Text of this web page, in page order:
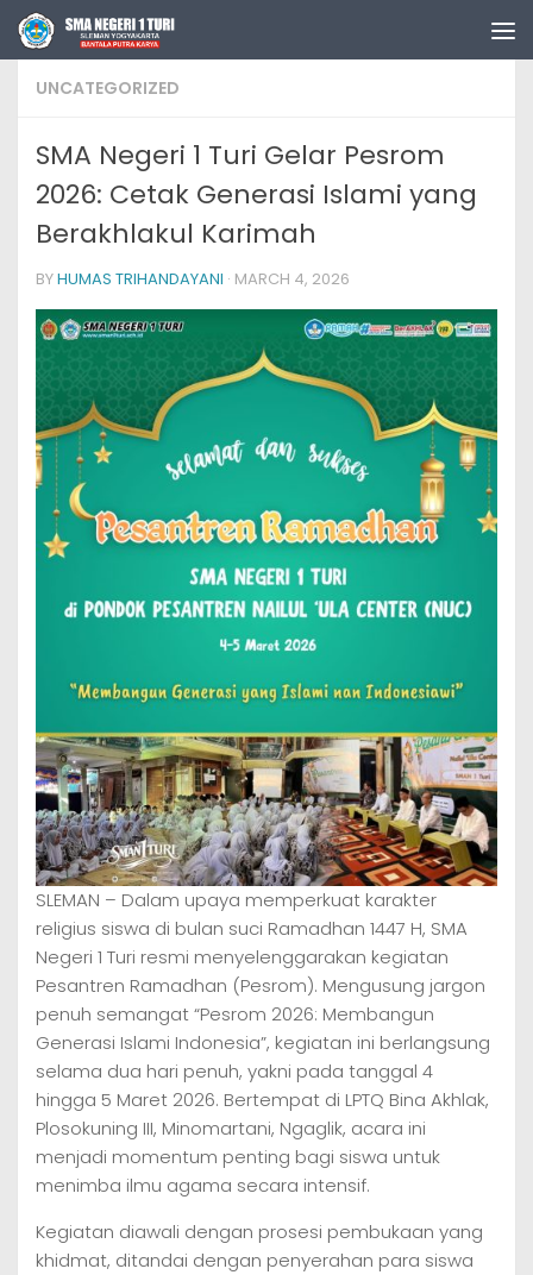
Skip to content
UNCATEGORIZED
SMA Negeri 1 Turi Gelar Pesrom
2026: Cetak Generasi Islami yang
Berakhlakul Karimah
BYHUMAS TRIHANDAYANI · MARCH 4, 2026
SLEMAN – Dalam upaya memperkuat karakter
religius siswa di bulan suci Ramadhan 1447 H, SMA
Negeri 1 Turi resmi menyelenggarakan kegiatan
Pesantren Ramadhan (Pesrom). Mengusung jargon
penuh semangat “Pesrom 2026: Membangun
Generasi Islami Indonesia”, kegiatan ini berlangsung
selama dua hari penuh, yakni pada tanggal 4
hingga 5 Maret 2026. Bertempat di LPTQ Bina Akhlak,
Plosokuning III, Minomartani, Ngaglik, acara ini
menjadi momentum penting bagi siswa untuk
menimba ilmu agama secara intensif.
Kegiatan diawali dengan prosesi pembukaan yang
khidmat, ditandai dengan penyerahan para siswa